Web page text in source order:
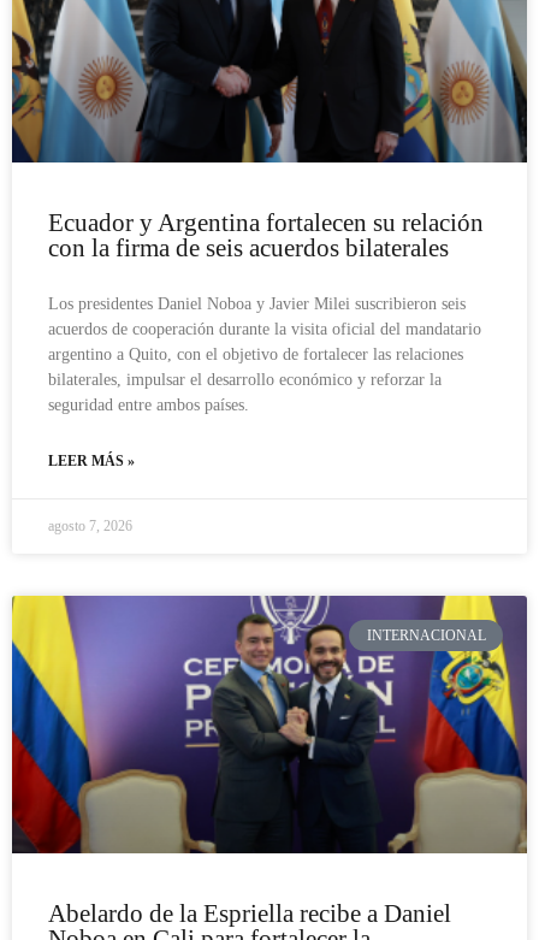
Ecuador y Argentina fortalecen su relación
con la firma de seis acuerdos bilaterales
Los presidentes Daniel Noboa y Javier Milei suscribieron seis
acuerdos de cooperación durante la visita oficial del mandatario
argentino a Quito, con el objetivo de fortalecer las relaciones
bilaterales, impulsar el desarrollo económico y reforzar la
seguridad entre ambos países.
LEER MÁS »
agosto 7, 2026
INTERNACIONAL
Abelardo de la Espriella recibe a Daniel